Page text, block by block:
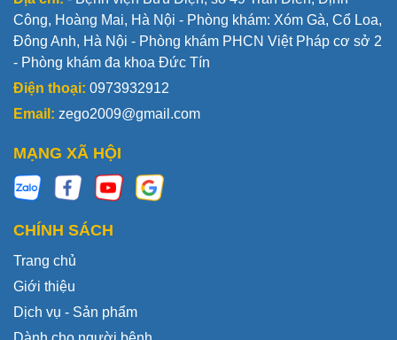
Công, Hoàng Mai, Hà Nội - Phòng khám: Xóm Gà, Cổ Loa,
Đông Anh, Hà Nội - Phòng khám PHCN Việt Pháp cơ sở 2
- Phòng khám đa khoa Đức Tín
Điện thoại: 0973932912
Email: zego2009@gmail.com
MẠNG XÃ HỘI
CHÍNH SÁCH
Trang chủ
Giới thiệu
Dịch vụ - Sản phẩm